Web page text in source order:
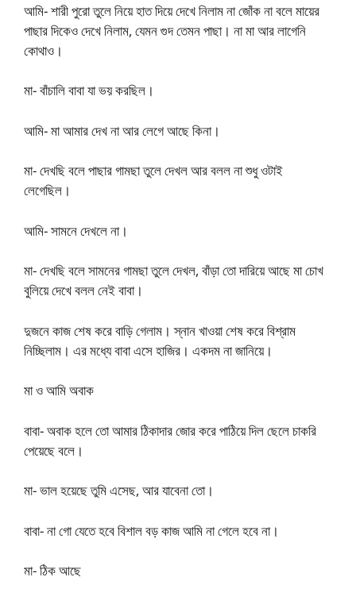
আমি- শারী পুরো তুলে নিয়ে হাত দিয়ে দেখে নিলাম না জোঁক না বলে মায়ের
পাছার দিকেও দেখে নিলাম, যেমন গুদ তেমন পাছা। না মা আর লাগেনি
কোথাও।
মা- বাঁচালি বাবা যা ভয় করছিল।
আমি- মা আমার দেখ না আর লেগে আছে কিনা।
মা- দেখছি বলে পাছার গামছা তুলে দেখল আর বলল না শুধু ওটাই
লেগেছিল।
আমি- সামনে দেখলে না।
মা- দেখছি বলে সামনের গামছা তুলে দেখল, বাঁড়া তো দারিয়ে আছে মা চোখ
বুলিয়ে দেখে বলল নেই বাবা।
দুজনে কাজ শেষ করে বাড়ি গেলাম। স্নান খাওয়া শেষ করে বিশ্রাম
নিচ্ছিলাম। এর মধ্যে বাবা এসে হাজির। একদম না জানিয়ে।
মা ও আমি অবাক
বাবা- অবাক হলে তো আমার ঠিকাদার জোর করে পাঠিয়ে দিল ছেলে চাকরি
পেয়েছে বলে।
মা- ভাল হয়েছে তুমি এসেছ, আর যাবেনা তো।
বাবা- না গো যেতে হবে বিশাল বড় কাজ আমি না গেলে হবে না।
মা- ঠিক আছে